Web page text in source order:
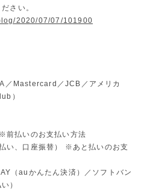
さい。
2020/07/07/101900
／Mastercard／JCB／アメリカ
）
払いのお支払い方法
い、口座振替） ※あと払いのお支
（auかんたん決済）／ソフトバン
）